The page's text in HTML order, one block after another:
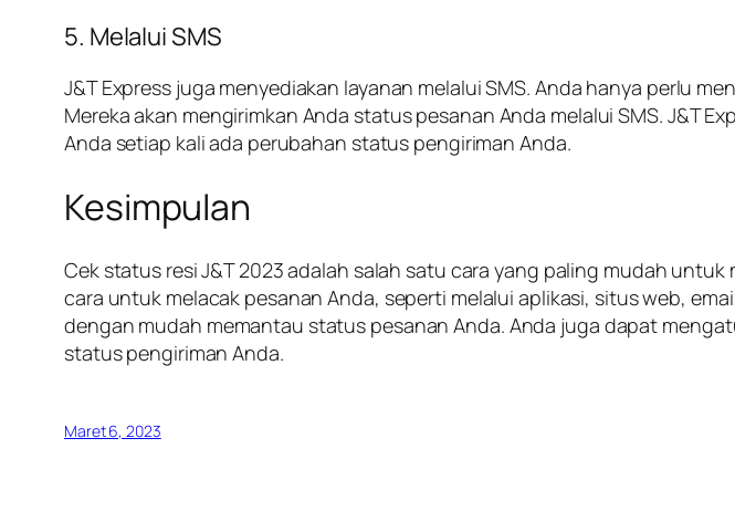
5. Melalui SMS
J&T Express juga menyediakan layanan melalui SMS. Anda hanya perlu
Mereka akan mengirimkan Anda status pesanan Anda melalui SMS. J&T
Anda setiap kali ada perubahan status pengiriman Anda.
Kesimpulan
Cek status resi J&T 2023 adalah salah satu cara yang paling mudah
cara untuk melacak pesanan Anda, seperti melalui aplikasi, situs web,
dengan mudah memantau status pesanan Anda. Anda juga dapat
status pengiriman Anda.
Maret 6, 2023